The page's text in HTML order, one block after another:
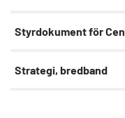
Styrdokument för
Strategi, bredband